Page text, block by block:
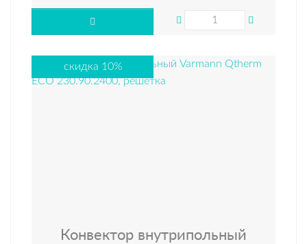
скидка 10%
Конвектор внутрипольный